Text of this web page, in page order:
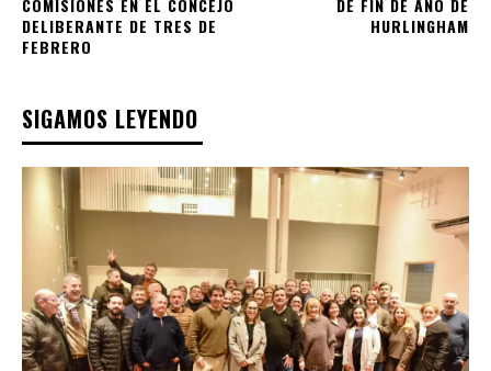
DELIBERANTE DE TRES DE
FEBRERO
HURLINGHAM
SIGAMOS LEYENDO